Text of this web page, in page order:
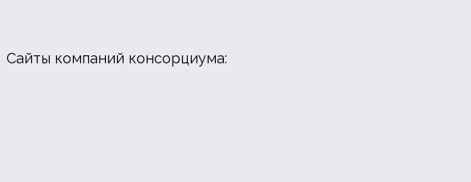
Сайты компаний консорциума: